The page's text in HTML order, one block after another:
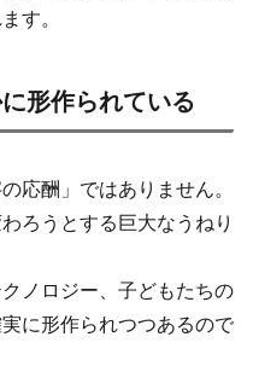
す。
形作られている
応酬」ではありません。
ろうとする巨大なうねり
ノロジー、子どもたちの
に形作られつつあるので